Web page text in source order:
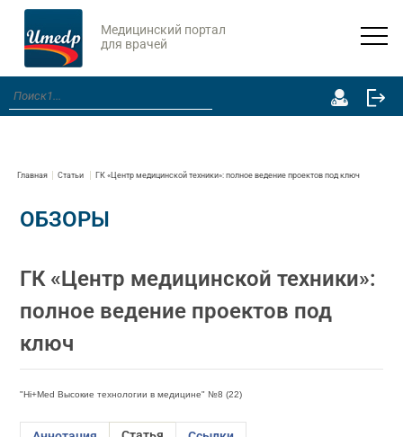
Медицинский портал
для врачей
Главная Статьи ГК «Центр медицинской техники»: полное ведение проектов под ключ
ОБЗОРЫ
ГК «Центр медицинской техники»:
полное ведение проектов под
ключ
"Hi+Med Высокие технологии в медицине" №8 (22)